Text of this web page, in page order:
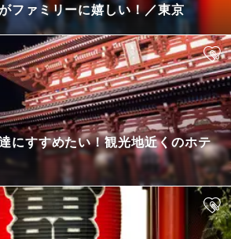
ファミリーに嬉しい！／東京
にすすめたい！観光地近くのホテ